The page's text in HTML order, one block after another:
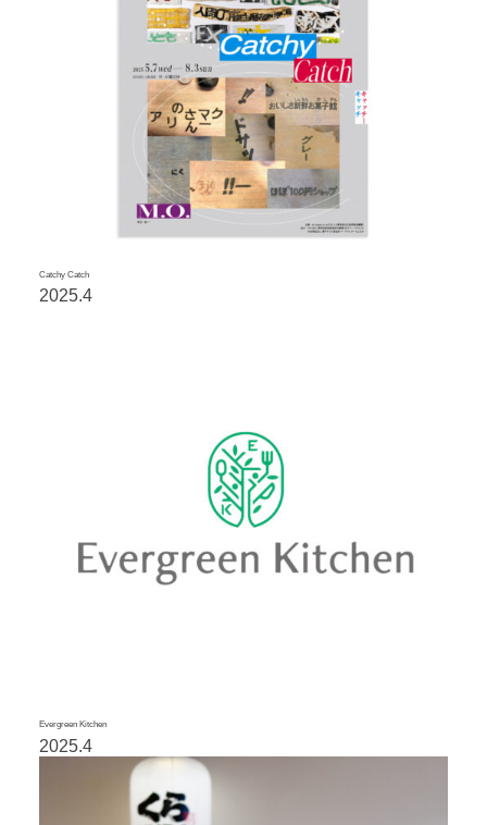
Catchy Catch
2025.4
Evergreen Kitchen
2025.4